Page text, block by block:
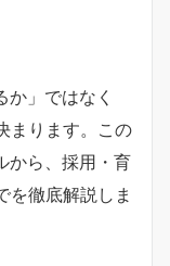
」ではなく
まります。この
から、採用・育
を徹底解説しま